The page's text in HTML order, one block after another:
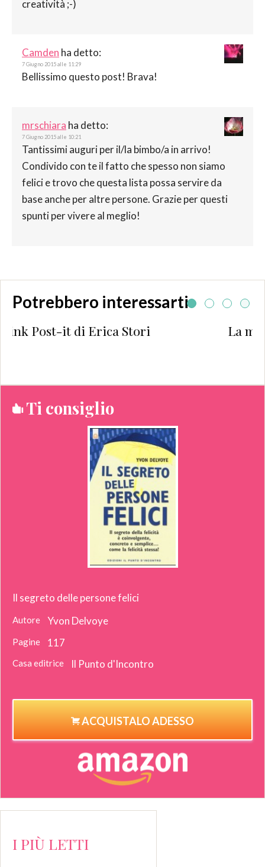
creatività ;-)
Camden ha detto:
7 Giugno 2015 alle 11:29
Bellissimo questo post! Brava!
mrschiara ha detto:
7 Giugno 2015 alle 10:21
Tantissimi auguri per il/la bimbo/a in arrivo!
Condivido con te il fatto che spesso non siamo
felici e trovo che questa lista possa servire da
base anche per altre persone. Grazie per questi
spunti per vivere al meglio!
Potrebbero interessarti
La mia parola dell’anno: JOY
Ti consiglio
Il segreto delle persone felici
Autore Yvon Delvoye
Pagine 117
Casa editrice Il Punto d'Incontro
ACQUISTALO ADESSO
I PIÙ LETTI